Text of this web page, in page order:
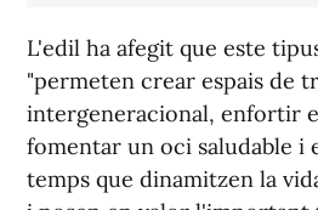
L'edil ha afegit que este
"permeten crear espais de
intergeneracional, enfortir
fomentar un oci saludable i
temps que dinamitzen la